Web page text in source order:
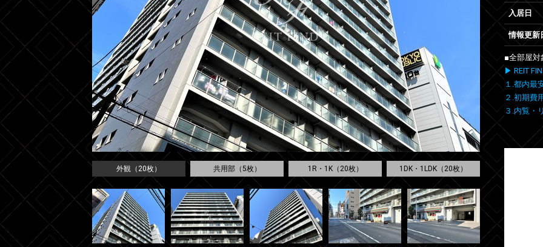
外観（20枚） 共用部（5枚） 1R・1K（20枚） 1DK・1LDK（20枚）
入居日
情報更新
■全部屋対
▶ REIT
１.都内最
２.初期費
３.内覧・